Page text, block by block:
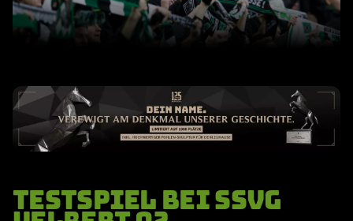
TESTSPIEL BEI SSVG